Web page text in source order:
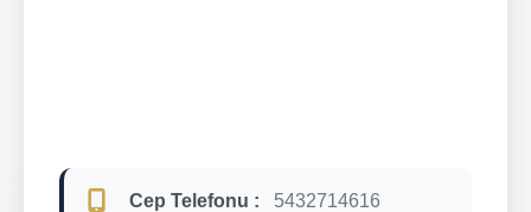
Cep Telefonu : 5432714616